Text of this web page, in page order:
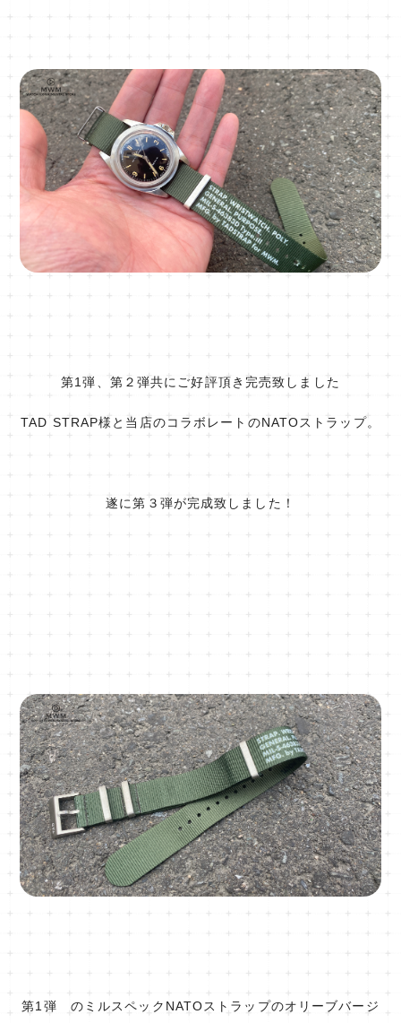
第1弾、第２弾共にご好評頂き完売致しました
TAD STRAP様と当店のコラボレートのNATOストラップ。
遂に第３弾が完成致しました！
第1弾 のミルスペックNATOストラップのオリーブバージ